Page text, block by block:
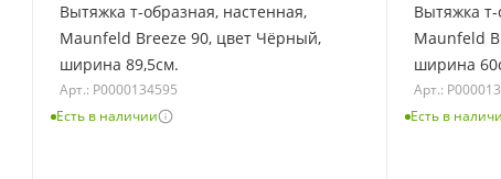
Вытяжка т-образная, настенная,
Maunfeld Breeze 90, цвет Чёрный,
ширина 89,5см.
Арт.: Р0000134595
Есть в наличии
Вытяжка
Maunfeld
ширина
Арт.:
Есть в